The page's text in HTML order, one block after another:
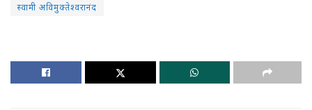
स्वामी अविमुक्तेश्वरानंद